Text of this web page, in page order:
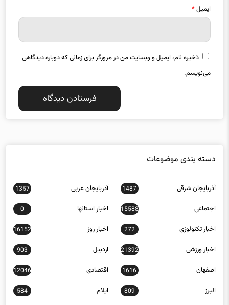
ایمیل*
ذخیره نام، ایمیل و وبسایت من در مرورگر برای زمانی که دوباره دیدگاهی
می‌نویسم.
دسته بندی موضوعات
آذربایجان شرقی 1487 آذربایجان غربی 1357
اجتماعی 15588 اخبار استانها 0
اخبار تکنولوژی 272 اخبار روز 16152
اخبار ورزشی 21392 اردبیل 903
اصفهان 1616 اقتصادی 12046
البرز 809 ایلام 584